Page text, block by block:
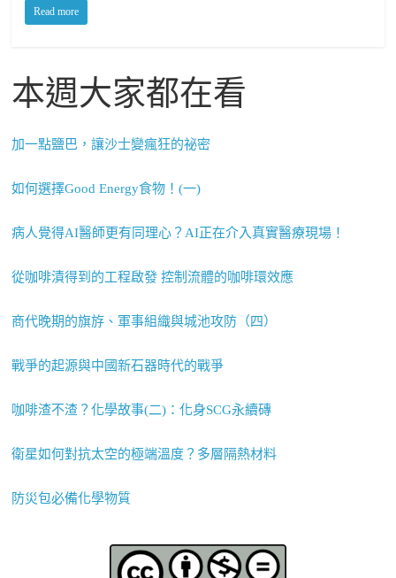
Read more
本週大家都在看
加一點鹽巴，讓沙士變瘋狂的祕密
如何選擇Good Energy食物！(一)
病人覺得AI醫師更有同理心？AI正在介入真實醫療現場！
從咖啡漬得到的工程啟發 控制流體的咖啡環效應
商代晚期的旗斿、軍事組織與城池攻防（四）
戰爭的起源與中國新石器時代的戰爭
咖啡渣不渣？化學故事(二)：化身SCG永續磚
衛星如何對抗太空的極端溫度？多層隔熱材料
防災包必備化學物質